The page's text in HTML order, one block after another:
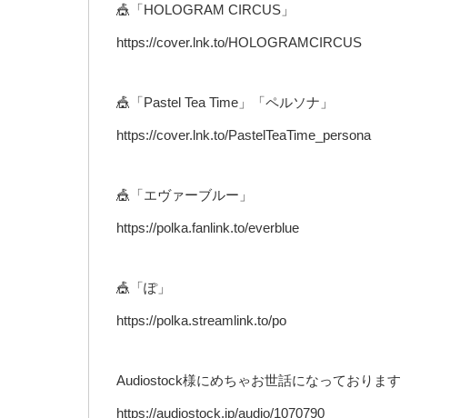
🎪「HOLOGRAM CIRCUS」
https://cover.lnk.to/HOLOGRAMCIRCUS
🎪「Pastel Tea Time」「ペルソナ」
https://cover.lnk.to/PastelTeaTime_persona
🎪「エヴァーブルー」
https://polka.fanlink.to/everblue
🎪「ぽ」
https://polka.streamlink.to/po
Audiostock様にめちゃお世話になっております
https://audiostock.jp/audio/1070790